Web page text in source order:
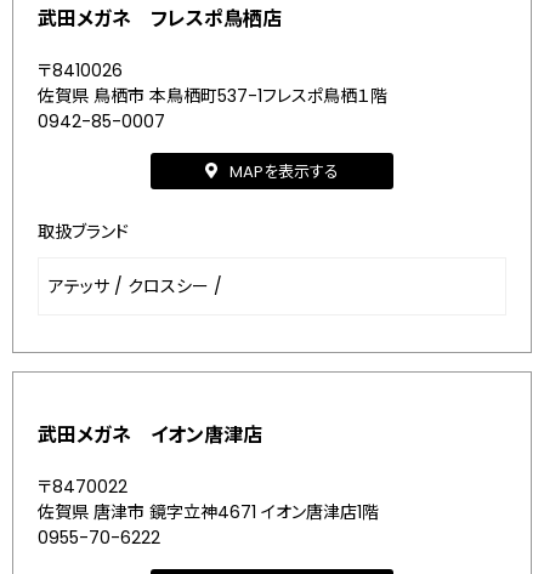
武田メガネ フレスポ鳥栖店
〒8410026
佐賀県 鳥栖市 本鳥栖町537-1フレスポ鳥栖１階
0942-85-0007
MAPを表示する
取扱ブランド
アテッサ / クロスシー /
武田メガネ イオン唐津店
〒8470022
佐賀県 唐津市 鏡字立神4671 イオン唐津店1階
0955-70-6222